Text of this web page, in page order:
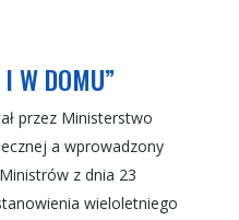
W DOMU”
przez Ministerstwo
a wprowadzony
z dnia 23
wieloletniego